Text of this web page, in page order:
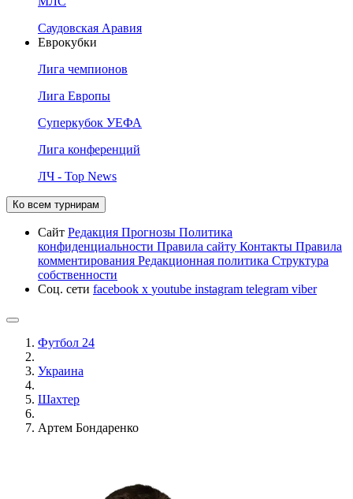
Саудовская Аравия
Еврокубки
Лига чемпионов
Лига Европы
Суперкубок УЕФА
Лига конференций
ЛЧ - Top News
Ко всем турнирам
Сайт Редакция Прогнозы Политика
конфиденциальности Правила сайту Контакты Правила
комментирования Редакционная политика Структура
собственности
Соц. сети facebook x youtube instagram telegram viber
Футбол 24
Украина
Шахтер
Артем Бондаренко